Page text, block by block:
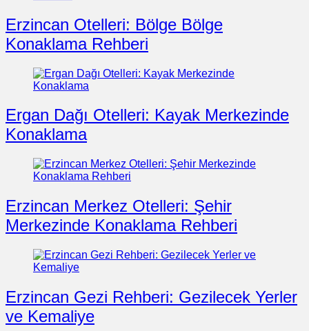
Erzincan Otelleri: Bölge Bölge
Konaklama Rehberi
Ergan Dağı Otelleri: Kayak Merkezinde
Konaklama
Erzincan Merkez Otelleri: Şehir
Merkezinde Konaklama Rehberi
Erzincan Gezi Rehberi: Gezilecek Yerler
ve Kemaliye